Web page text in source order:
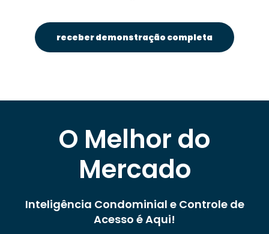
receber demonstração completa
O Melhor do
Mercado
Inteligência Condominial e Controle de
Acesso é Aqui!